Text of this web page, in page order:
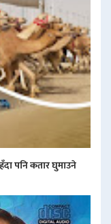
पनि कतार घुमाउने